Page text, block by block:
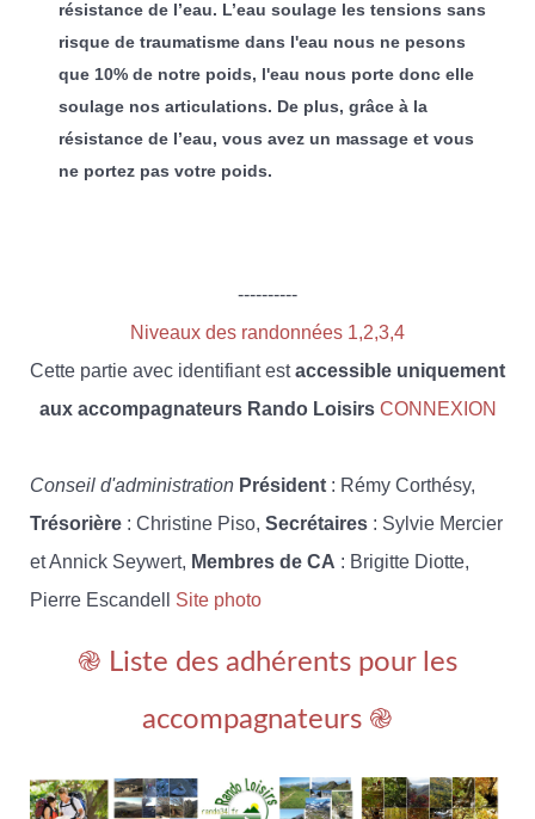
résistance de l’eau. L’eau soulage les tensions sans
risque de traumatisme dans l'eau nous ne pesons
que 10% de notre poids, l'eau nous porte donc elle
soulage nos articulations. De plus, grâce à la
résistance de l’eau, vous avez un massage et vous
ne portez pas votre poids.
----------
Niveaux des randonnées 1,2,3,4
Cette partie avec identifiant estaccessible uniquement
aux accompagnateurs Rando Loisirs CONNEXION
Conseil d'administration Président : Rémy Corthésy,
Trésorière : Christine Piso, Secrétaires : Sylvie Mercier
et Annick Seywert, Membres de CA : Brigitte Diotte,
Pierre Escandell Site photo
֎ Liste des adhérents pour les
accompagnateurs ֎